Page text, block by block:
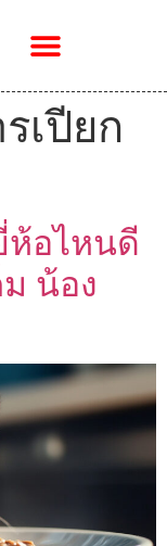
เปียก
ห้อไหนดี
น้อง